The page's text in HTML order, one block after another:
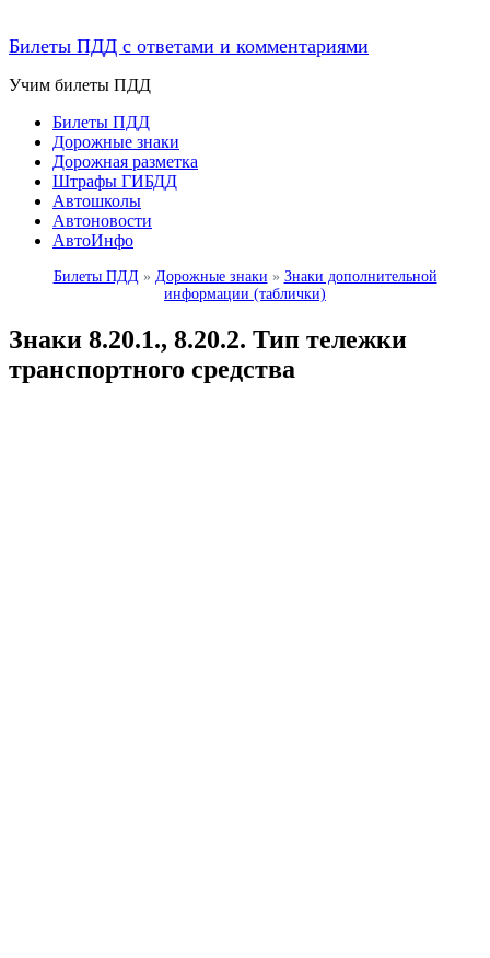
Билеты ПДД с ответами и комментариями
Учим билеты ПДД
Билеты ПДД
Дорожные знаки
Дорожная разметка
Штрафы ГИБДД
Автошколы
Автоновости
АвтоИнфо
Билеты ПДД » Дорожные знаки » Знаки дополнительной
информации (таблички)
Знаки 8.20.1., 8.20.2. Тип тележки
транспортного средства